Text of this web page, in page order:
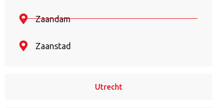
Utrecht
Zaandam
Zaanstad